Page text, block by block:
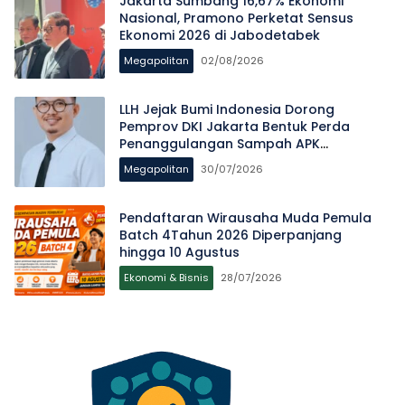
Nasional, Pramono Perketat Sensus
Ekonomi 2026 di Jabodetabek
Megapolitan 02/08/2026
LLH Jejak Bumi Indonesia Dorong
Pemprov DKI Jakarta Bentuk Perda
Penanggulangan Sampah APK
Pascapemilu
Megapolitan 30/07/2026
Pendaftaran Wirausaha Muda Pemula
Batch 4Tahun 2026 Diperpanjang
hingga 10 Agustus
Ekonomi & Bisnis 28/07/2026